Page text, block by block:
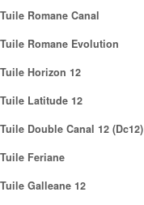
Tuile Romane Canal
Tuile Romane Evolution
Tuile Horizon 12
Tuile Latitude 12
Tuile Double Canal 12 (dc12)
Tuile Feriane
Tuile Galleane 12